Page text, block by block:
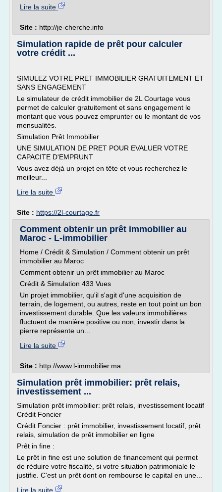
Lire la suite
Site : http://je-cherche.info
Simulation rapide de prêt pour calculer
votre crédit ...
SIMULEZ VOTRE PRET IMMOBILIER GRATUITEMENT ET
SANS ENGAGEMENT
Le simulateur de crédit immobilier de 2L Courtage vous
permet de calculer gratuitement et sans engagement le
montant que vous pouvez emprunter ou le montant de vos
mensualités.
Simulation Prêt Immobilier
UNE SIMULATION DE PRET POUR EVALUER VOTRE
CAPACITE D'EMPRUNT
Vous avez déjà un projet en tête et vous recherchez le
meilleur...
Lire la suite
Site : https://2l-courtage.fr
Comment obtenir un prêt immobilier au
Maroc - L-immobilier
Home / Crédit & Simulation / Comment obtenir un prêt
immobilier au Maroc
Comment obtenir un prêt immobilier au Maroc
Crédit & Simulation 433 Vues
Un projet immobilier, qu'il s'agit d'une acquisition de
terrain, de logement, ou autres, reste en tout point un bon
investissement durable. Que les valeurs immobilières
fluctuent de manière positive ou non, investir dans la
pierre représente un...
Lire la suite
Site : http://www.l-immobilier.ma
Simulation prêt immobilier: prêt relais,
investissement ...
Simulation prêt immobilier: prêt relais, investissement locatif
Crédit Foncier
Crédit Foncier : prêt immobilier, investissement locatif, prêt
relais, simulation de prêt immobilier en ligne
Prêt in fine :
Le prêt in fine est une solution de financement qui permet
de réduire votre fiscalité, si votre situation patrimoniale le
justifie. C'est un prêt dont on rembourse le capital en une...
Lire la suite